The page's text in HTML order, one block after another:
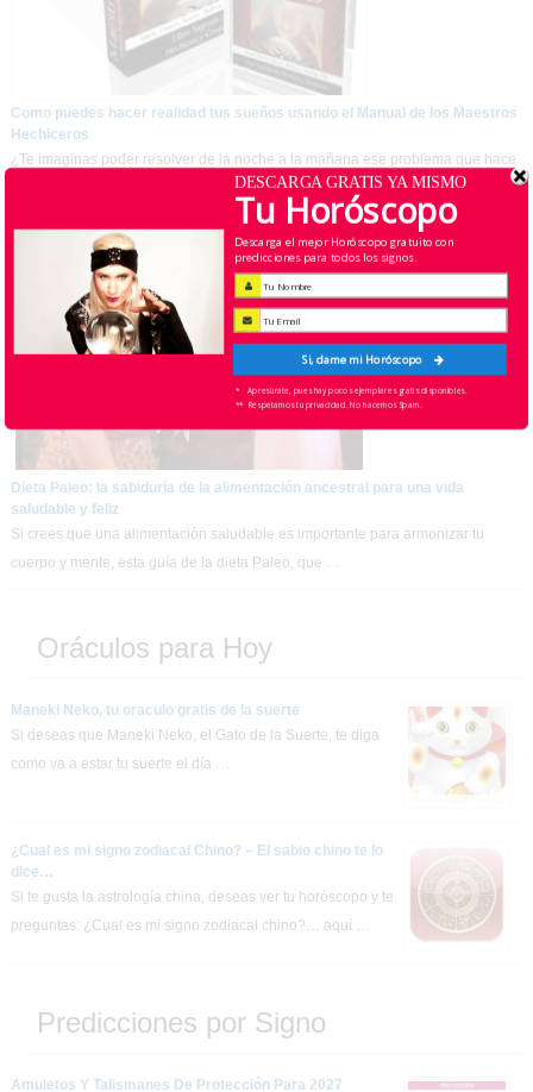
Como puedes hacer realidad tus sueños usando el Manual de los Maestros
Hechiceros
¿Te imaginas poder resolver de la noche a la mañana ese problema que hace
un tiempo te viene preocupando y …
Dieta Paleo: la sabiduría de la alimentación ancestral para una vida
saludable y feliz
Si crees que una alimentación saludable es importante para armonizar tu
cuerpo y mente, esta guía de la dieta Paleo, que …
Oráculos para Hoy
Maneki Neko, tu oraculo gratis de la suerte
Si deseas que Maneki Neko, el Gato de la Suerte, te diga
como va a estar tu suerte el día …
¿Cual es mi signo zodiacal Chino? – El sabio chino te lo
dice…
Si te gusta la astrología china, deseas ver tu horóscopo y te
preguntas: ¿Cual es mi signo zodiacal chino?… aquí …
Predicciones por Signo
Amuletos Y Talismanes De Protección Para 2027
DESCARGA GRATIS YA MISMO
Tu Horóscopo
Descarga el mejor Horóscopo gratuito con
predicciones para todos los signos.
* Apresúrate, pues hay pocos ejemplares gratis disponibles.
** Respetamos tu privacidad. No hacemos Spam.
Si, dame mi Horóscopo